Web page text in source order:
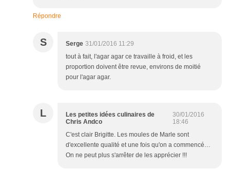
Répondre
S Serge 31/01/2016 11:29
tout à fait, l'agar agar ce travaille à froid, et les
proportion doivent être revue, environs de moitié
pour l'agar agar.
L
Les petites idées culinaires de
Chris Andco
30/01/2016
18:46
C'est clair Brigitte. Les moules de Marle sont
d'excellente qualité et une fois qu'on a commencé…
On ne peut plus s'arrêter de les apprécier !!!